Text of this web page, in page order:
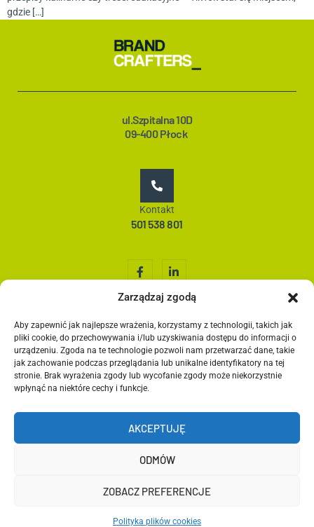
Zarządzaj zgodą
Aby zapewnić jak najlepsze wrażenia, korzystamy z technologii, takich jak
pliki cookie, do przechowywania i/lub uzyskiwania dostępu do informacji o
urządzeniu. Zgoda na te technologie pozwoli nam przetwarzać dane, takie
jak zachowanie podczas przeglądania lub unikalne identyfikatory na tej
stronie. Brak wyrażenia zgody lub wycofanie zgody może niekorzystnie
wpłynąć na niektóre cechy i funkcje.
AKCEPTUJĘ
ODMÓW
ZOBACZ PREFERENCJE
Polityka plików cookies
gdzie […]
ul.Szpitalna 10D
09-400 Płock
Kontakt
501 538 801
Home
O nas
Co robimy?
Media społecznościowe
Blog